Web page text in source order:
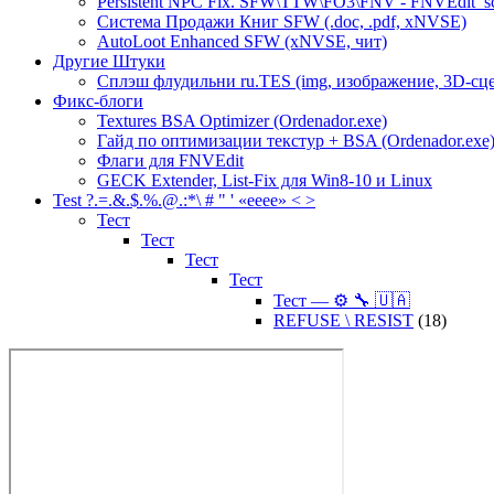
Система Продажи Книг SFW (.doc, .pdf, xNVSE)
AutoLoot Enhanced SFW (xNVSE, чит)
Другие Штуки
Сплэш флудильни ru.TES (img, изображение, 3D-
Фикс-блоги
Textures BSA Optimizer (Ordenador.exe)
Гайд по оптимизации текстур + BSA (Ordenador.exe)
Флаги для FNVEdit
GECK Extender, List-Fix для Win8-10 и Linux
Test ?.=.&.$.%.@.:*\ # " ' «eeee» < >
Тест
Тест
Тест
Тест
Тест — ⚙️ 🔧 🇺🇦
REFUSE \ RESIST (18)